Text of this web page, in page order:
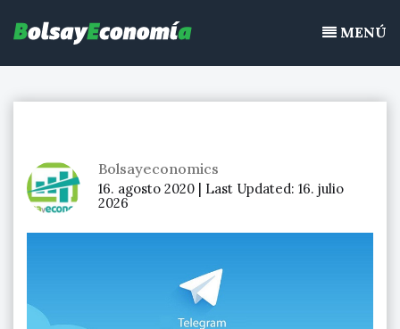
continuo, acciones de bolsa
contenidoMENÚ
Bolsayeconomics
16. agosto 2020 | Last Updated: 16. julio
2026